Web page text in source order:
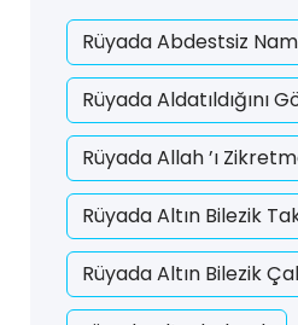
Rüyada Abdestsiz
Rüyada Aldatıldığını
Rüyada Allah ’ı
Rüyada Altın Bilezik
Rüyada Altın Bilezik